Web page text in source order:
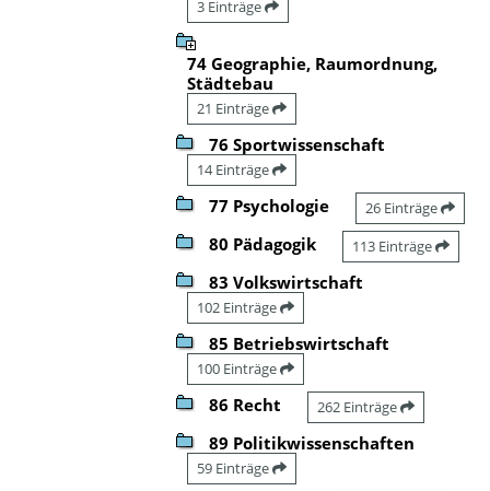
3 Einträge
74 Geographie, Raumordnung,
Städtebau
21 Einträge
76 Sportwissenschaft
14 Einträge
77 Psychologie 26 Einträge
80 Pädagogik 113 Einträge
83 Volkswirtschaft
102 Einträge
85 Betriebswirtschaft
100 Einträge
86 Recht 262 Einträge
89 Politikwissenschaften
59 Einträge